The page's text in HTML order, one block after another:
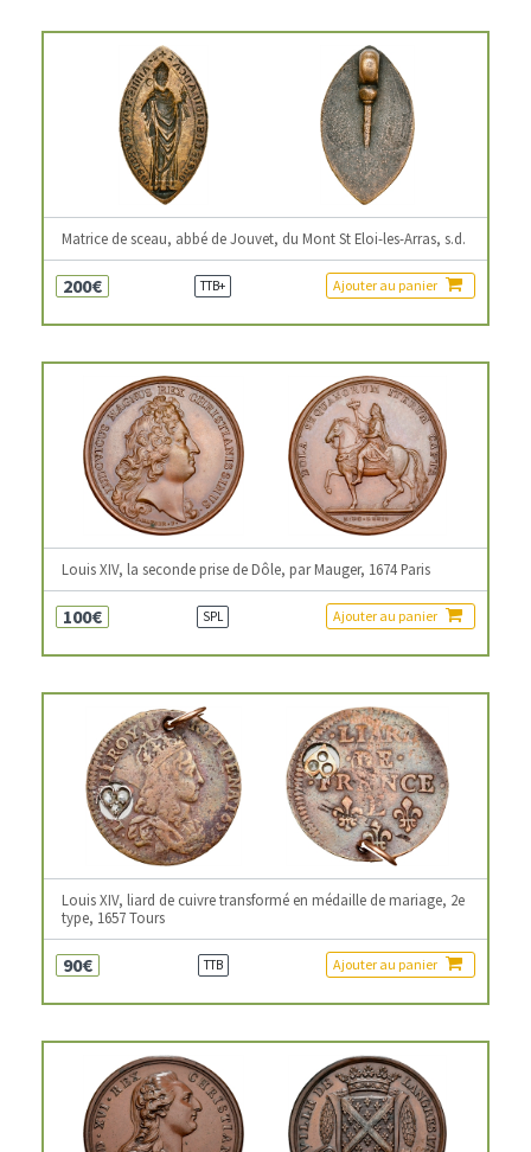
Matrice de sceau, abbé de Jouvet, du Mont St Eloi-les-Arras, s.d.
200€ TTB+ Ajouter au panier
Louis XIV, la seconde prise de Dôle, par Mauger, 1674 Paris
100€ SPL Ajouter au panier
Louis XIV, liard de cuivre transformé en médaille de mariage, 2e
type, 1657 Tours
90€ TTB Ajouter au panier